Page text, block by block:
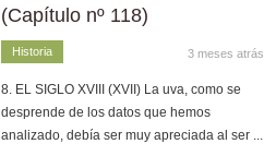
(Capítulo nº 118)
Historia 3 meses atrás
8. EL SIGLO XVIII (XVII) La uva, como se
desprende de los datos que hemos
analizado, debía ser muy apreciada al ser